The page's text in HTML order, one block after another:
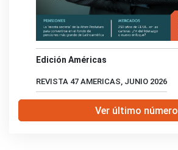
Edición Américas
REVISTA 47 AMERICAS, JUNIO 2026
Ver último número